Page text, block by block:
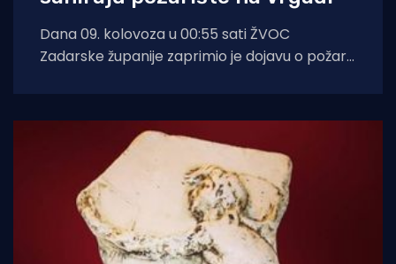
Dana 09. kolovoza u 00:55 sati ŽVOC
Zadarske županije zaprimio je dojavu o požaru